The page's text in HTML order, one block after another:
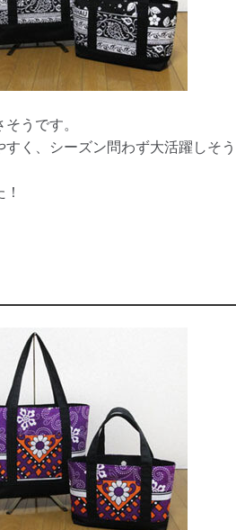
うです。
く、シーズン問わず大活躍しそう